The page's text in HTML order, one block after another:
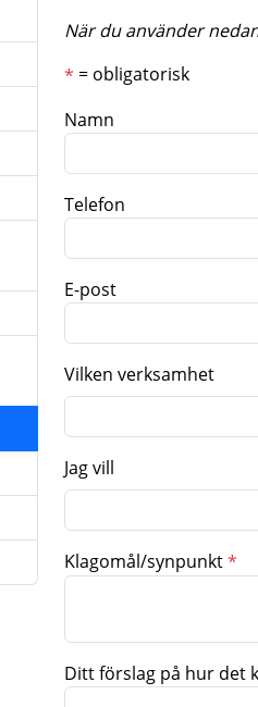
När du använder
* = obligatorisk
Namn
Telefon
E-post
Vilken verksamhet
Jag vill
Klagomål/synpunkt*
Ditt förslag på hur det